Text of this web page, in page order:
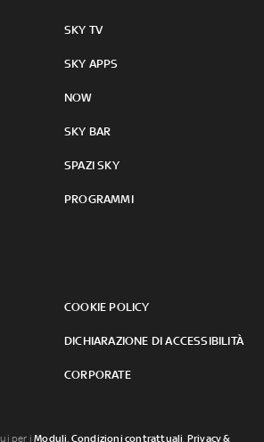
SKY TV
SKY APPS
NOW
SKY BAR
SPAZI SKY
PROGRAMMI
COOKIE POLICY
DICHIARAZIONE DI ACCESSIBILITÀ
CORPORATE
per iModuli, Condizioni contrattuali Privacy &